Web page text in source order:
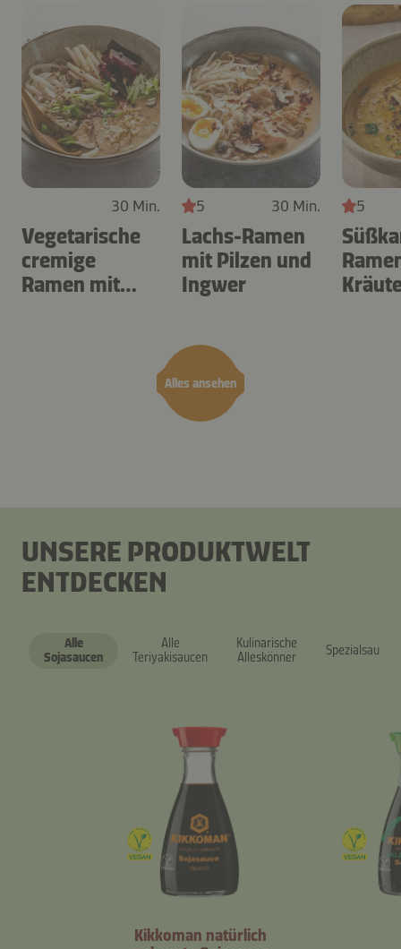
Alles ansehen
30 Min.
Vegetarische
cremige
Ramen mit
5 30 Min.
Lachs-Ramen
mit Pilzen und
Ingwer
5
UNSERE PRODUKTWELT
ENTDECKEN
Alle
Sojasaucen
Alle
Teriyakisaucen
Kulinarische
Alleskönner
Spezialsaucen
Kikkoman natürlich